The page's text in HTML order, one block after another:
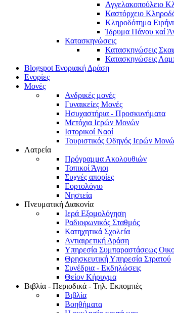
Αγγελακοπούλειο
Καστόρχειο
Κληροδότημα
Ίδρυμα Πάνου καί
Κατασκηνώσεις
Κατασκηνώσεις
Κατασκηνώσεις
Blogspot Ενοριακή Δράση
Ενορίες
Μονές
Ανδρικές μονές
Γυναικείες Μονές
Ησυχαστήρια - Προσκυνήματα
Μετόχια Ιερών Μονών
Ιστορικοί Ναοί
Τουριστικός Οδηγός Ιερών
Λατρεία
Πρόγραμμα Ακολουθιών
Τοπικοί Άγιοι
Συχνές απορίες
Εορτολόγιο
Νηστεία
Πνευματική Διακονία
Ιερά Εξομολόγηση
Ραδιοφωνικός Σταθμός
Κατηχητικά Σχολεία
Αντιαιρετική Δράση
Υπηρεσία Συμπαραστάσεως
Θρησκευτική Υπηρεσία Στρατού
Συνέδρια - Εκδηλώσεις
Θείον Κήρυγμα
Βιβλία - Περιοδικά - Τηλ. Εκπομπές
Βιβλία
Βοηθήματα